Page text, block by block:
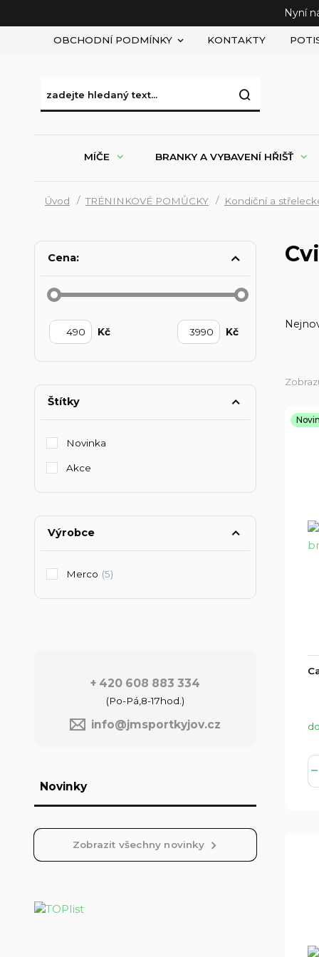
Nyní
OBCHODNÍ PODMÍNKY KONTAKTY
MÍČE BRANKY A VYBAVENÍ HŘIŠŤ
Úvod TRÉNINKOVÉ POMŮCKY Kondiční a
Cena:
Kč Kč
Štítky
Novinka
Akce
Výrobce
Merco (5)
+ 420 608 883 334
(Po-Pá,8-17hod.)
info@jmsportkyjov.cz
Novinky
Zobrazit všechny novinky